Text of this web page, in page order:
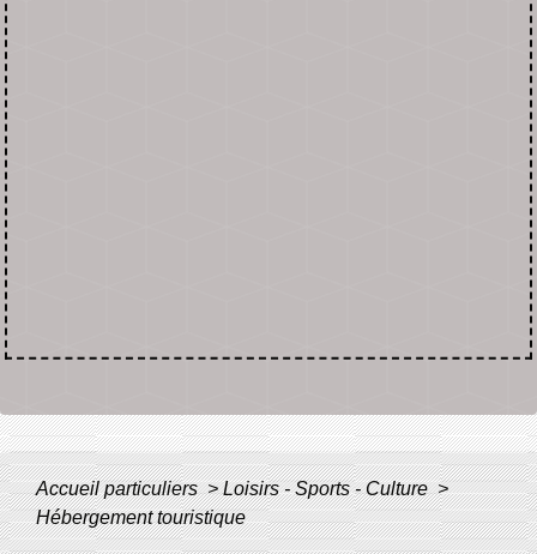
Accueil particuliers> Loisirs - Sports - Culture>
Hébergement touristique